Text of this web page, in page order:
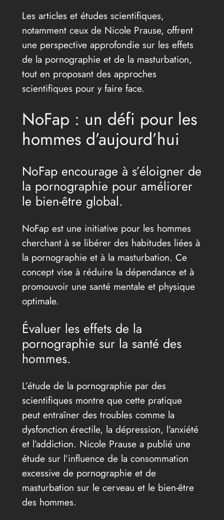
Les articles et études scientifiques,
notamment ceux de Nicole Prause, offrent
une perspective approfondie sur les effets
de la pornographie et de la masturbation,
tout en proposant des approches
scientifiques pour y faire face.
NoFap : un défi pour les
hommes d’aujourd’hui
NoFap encourage à s’éloigner de
la pornographie pour améliorer
le bien-être global.
NoFap est une initiative pour les hommes
cherchant à se libérer des habitudes liées à
la pornographie et à la masturbation. Ce
concept vise à réduire la dépendance et à
promouvoir une santé mentale et physique
optimale.
Évaluer les effets de la
pornographie sur la santé des
hommes.
L’étude de la pornographie par des
scientifiques montre que cette pratique
peut entraîner des troubles comme la
dysfonction érectile, la dépression, l’anxiété
et l’addiction. Nicole Prause a publié une
étude sur l’influence de la consommation
excessive de pornographie et de
masturbation sur le cerveau et le bien-être
des hommes.